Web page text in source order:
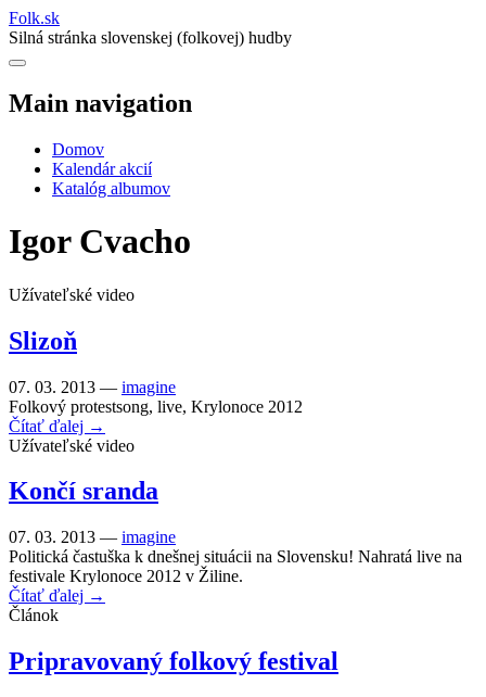
Folk.sk
Silná stránka slovenskej (folkovej) hudby
Main navigation
Domov
Kalendár akcií
Katalóg albumov
Igor Cvacho
Užívateľské video
Slizoň
07. 03. 2013 — imagine
Folkový protestsong, live, Krylonoce 2012
Čítať ďalej →
Užívateľské video
Končí sranda
07. 03. 2013 — imagine
Politická častuška k dnešnej situácii na Slovensku! Nahratá live na
festivale Krylonoce 2012 v Žiline.
Čítať ďalej →
Článok
Pripravovaný folkový festival